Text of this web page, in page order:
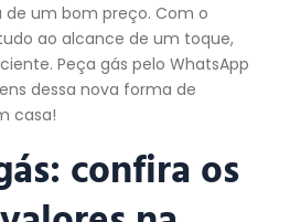
um bom preço. Com o
ao alcance de um toque,
Peça gás pelo WhatsApp
dessa nova forma de
casa!
confira os